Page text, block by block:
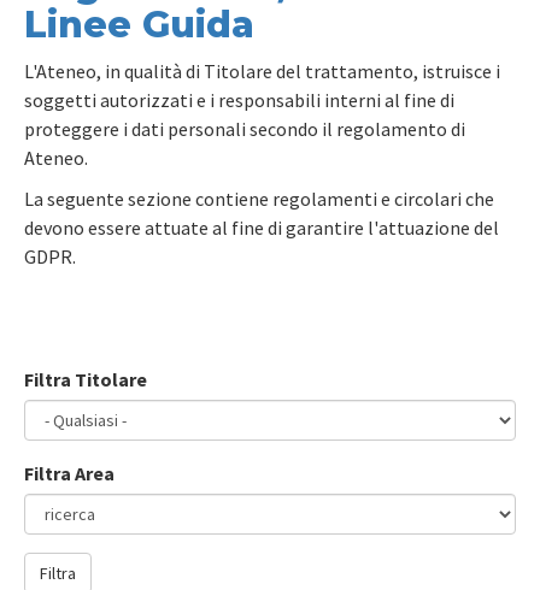
Linee Guida
L'Ateneo, in qualità di Titolare del trattamento, istruisce i
soggetti autorizzati e i responsabili interni al fine di
proteggere i dati personali secondo il regolamento di
Ateneo.
La seguente sezione contiene regolamenti e circolari che
devono essere attuate al fine di garantire l'attuazione del
GDPR.
Filtra Titolare
Filtra Area
Filtra